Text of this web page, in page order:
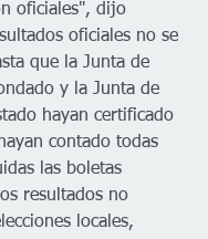
oficiales", dijo
oficiales no se
que la Junta de
y la Junta de
hayan certificado
contado todas
las boletas
resultados no
locales,